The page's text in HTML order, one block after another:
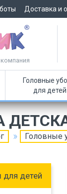
Доставка и
Головные
для детей
Головные
детей